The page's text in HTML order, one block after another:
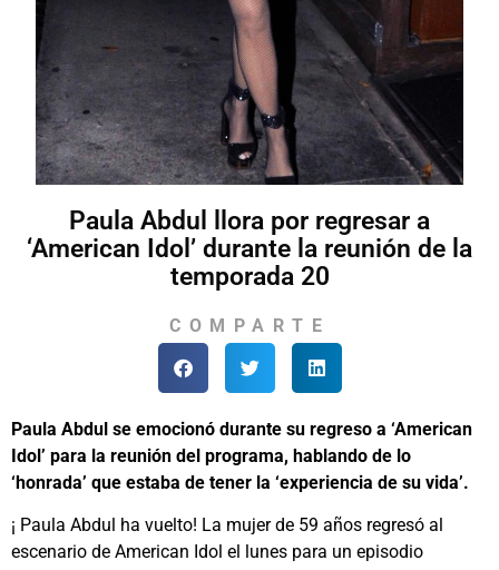
Paula Abdul llora por regresar a
‘American Idol’ durante la reunión de la
temporada 20
COMPARTE
Paula Abdul se emocionó durante su regreso a ‘American
Idol’ para la reunión del programa, hablando de lo
‘honrada’ que estaba de tener la ‘experiencia de su vida’.
¡ Paula Abdul ha vuelto! La mujer de 59 años regresó al
escenario de American Idol el lunes para un episodio